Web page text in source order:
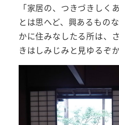
「家居の、つきづきしく
とは思へど、興あるもの
かに住みなしたる所は、
きはしみじみと見ゆるぞか